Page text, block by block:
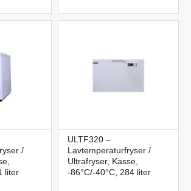
/
liter
ULTF320 –
Lavtemperaturfryser /
Ultrafryser, Kasse,
-86°C/-40°C, 284 liter